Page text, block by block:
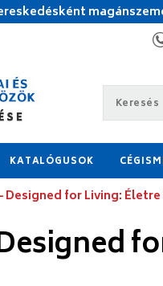
KATALÓGUSOK
Designed for Living: